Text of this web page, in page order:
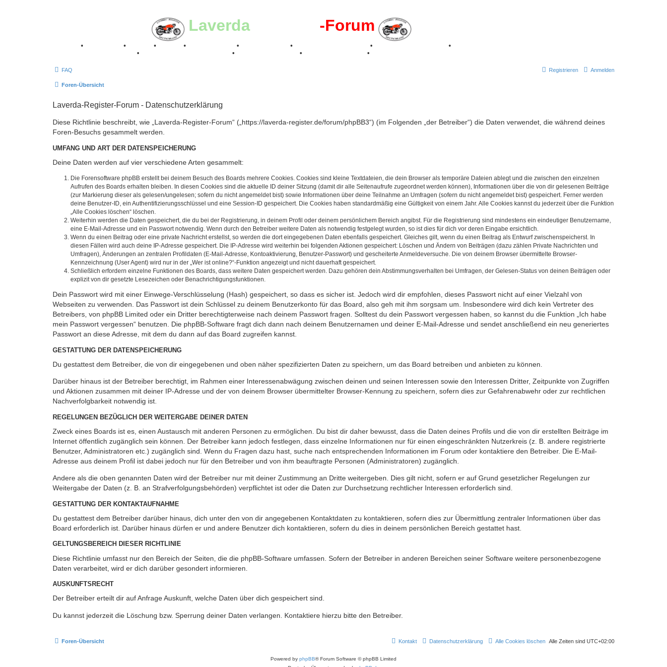
Laverda -Forum
• • • • • • •
•
• • • •
FAQ Anmelden
Registrieren
Foren-Übersicht
Laverda-Register-Forum - Datenschutzerklärung
Diese Richtlinie beschreibt, wie „Laverda-Register-Forum“ („https://laverda-register.de/forum/phpBB3“) (im Folgenden „der Betreiber“) die Daten verwendet, die während deines
Foren-Besuchs gesammelt werden.
UMFANG UND ART DER DATENSPEICHERUNG
Deine Daten werden auf vier verschiedene Arten gesammelt:
Die Forensoftware phpBB erstellt bei deinem Besuch des Boards mehrere Cookies. Cookies sind kleine Textdateien, die dein Browser als temporäre Dateien ablegt und die zwischen den einzelnen
Aufrufen des Boards erhalten bleiben. In diesen Cookies sind die aktuelle ID deiner Sitzung (damit dir alle Seitenaufrufe zugeordnet werden können), Informationen über die von dir gelesenen Beiträge
(zur Markierung dieser als gelesen/ungelesen; sofern du nicht angemeldet bist) sowie Informationen über deine Teilnahme an Umfragen (sofern du nicht angemeldet bist) gespeichert. Ferner werden
deine Benutzer-ID, ein Authentifizierungsschlüssel und eine Session-ID gespeichert. Die Cookies haben standardmäßig eine Gültigkeit von einem Jahr. Alle Cookies kannst du jederzeit über die Funktion
„Alle Cookies löschen“ löschen.
Weiterhin werden die Daten gespeichert, die du bei der Registrierung, in deinem Profil oder deinem persönlichem Bereich angibst. Für die Registrierung sind mindestens ein eindeutiger Benutzername,
eine E-Mail-Adresse und ein Passwort notwendig. Wenn durch den Betreiber weitere Daten als notwendig festgelegt wurden, so ist dies für dich vor deren Eingabe ersichtlich.
Wenn du einen Beitrag oder eine private Nachricht erstellst, so werden die dort eingegebenen Daten ebenfalls gespeichert. Gleiches gilt, wenn du einen Beitrag als Entwurf zwischenspeicherst. In
diesen Fällen wird auch deine IP-Adresse gespeichert. Die IP-Adresse wird weiterhin bei folgenden Aktionen gespeichert: Löschen und Ändern von Beiträgen (dazu zählen Private Nachrichten und
Umfragen), Änderungen an zentralen Profildaten (E-Mail-Adresse, Kontoaktivierung, Benutzer-Passwort) und gescheiterte Anmeldeversuche. Die von deinem Browser übermittelte Browser-
Kennzeichnung (User Agent) wird nur in der „Wer ist online?“-Funktion angezeigt und nicht dauerhaft gespeichert.
Schließlich erfordern einzelne Funktionen des Boards, dass weitere Daten gespeichert werden. Dazu gehören dein Abstimmungsverhalten bei Umfragen, der Gelesen-Status von deinen Beiträgen oder
explizit von dir gesetzte Lesezeichen oder Benachrichtigungsfunktionen.
Dein Passwort wird mit einer Einwege-Verschlüsselung (Hash) gespeichert, so dass es sicher ist. Jedoch wird dir empfohlen, dieses Passwort nicht auf einer Vielzahl von
Webseiten zu verwenden. Das Passwort ist dein Schlüssel zu deinem Benutzerkonto für das Board, also geh mit ihm sorgsam um. Insbesondere wird dich kein Vertreter des
Betreibers, von phpBB Limited oder ein Dritter berechtigterweise nach deinem Passwort fragen. Solltest du dein Passwort vergessen haben, so kannst du die Funktion „Ich habe
mein Passwort vergessen“ benutzen. Die phpBB-Software fragt dich dann nach deinem Benutzernamen und deiner E-Mail-Adresse und sendet anschließend ein neu generiertes
Passwort an diese Adresse, mit dem du dann auf das Board zugreifen kannst.
GESTATTUNG DER DATENSPEICHERUNG
Du gestattest dem Betreiber, die von dir eingegebenen und oben näher spezifizierten Daten zu speichern, um das Board betreiben und anbieten zu können.
Darüber hinaus ist der Betreiber berechtigt, im Rahmen einer Interessenabwägung zwischen deinen und seinen Interessen sowie den Interessen Dritter, Zeitpunkte von Zugriffen
und Aktionen zusammen mit deiner IP-Adresse und der von deinem Browser übermittelter Browser-Kennung zu speichern, sofern dies zur Gefahrenabwehr oder zur rechtlichen
Nachverfolgbarkeit notwendig ist.
REGELUNGEN BEZÜGLICH DER WEITERGABE DEINER DATEN
Zweck eines Boards ist es, einen Austausch mit anderen Personen zu ermöglichen. Du bist dir daher bewusst, dass die Daten deines Profils und die von dir erstellten Beiträge im
Internet öffentlich zugänglich sein können. Der Betreiber kann jedoch festlegen, dass einzelne Informationen nur für einen eingeschränkten Nutzerkreis (z. B. andere registrierte
Benutzer, Administratoren etc.) zugänglich sind. Wenn du Fragen dazu hast, suche nach entsprechenden Informationen im Forum oder kontaktiere den Betreiber. Die E-Mail-
Adresse aus deinem Profil ist dabei jedoch nur für den Betreiber und von ihm beauftragte Personen (Administratoren) zugänglich.
Andere als die oben genannten Daten wird der Betreiber nur mit deiner Zustimmung an Dritte weitergeben. Dies gilt nicht, sofern er auf Grund gesetzlicher Regelungen zur
Weitergabe der Daten (z. B. an Strafverfolgungsbehörden) verpflichtet ist oder die Daten zur Durchsetzung rechtlicher Interessen erforderlich sind.
GESTATTUNG DER KONTAKTAUFNAHME
Du gestattest dem Betreiber darüber hinaus, dich unter den von dir angegebenen Kontaktdaten zu kontaktieren, sofern dies zur Übermittlung zentraler Informationen über das
Board erforderlich ist. Darüber hinaus dürfen er und andere Benutzer dich kontaktieren, sofern du dies in deinem persönlichen Bereich gestattet hast.
GELTUNGSBEREICH DIESER RICHTLINIE
Diese Richtlinie umfasst nur den Bereich der Seiten, die die phpBB-Software umfassen. Sofern der Betreiber in anderen Bereichen seiner Software weitere personenbezogene
Daten verarbeitet, wird er dich darüber gesondert informieren.
AUSKUNFTSRECHT
Der Betreiber erteilt dir auf Anfrage Auskunft, welche Daten über dich gespeichert sind.
Du kannst jederzeit die Löschung bzw. Sperrung deiner Daten verlangen. Kontaktiere hierzu bitte den Betreiber.
Foren-Übersicht Alle Zeiten sind UTC+02:00
Alle Cookies löschen
Datenschutzerklärung
Kontakt
Powered by phpBB® Forum Software © phpBB Limited